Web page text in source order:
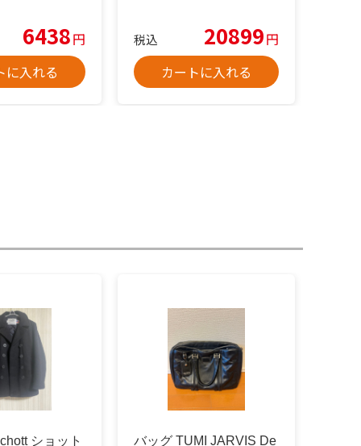
6438円
に入れる
税込 20899円
カートに入れる
ショット バッグ TUMI JARVIS De